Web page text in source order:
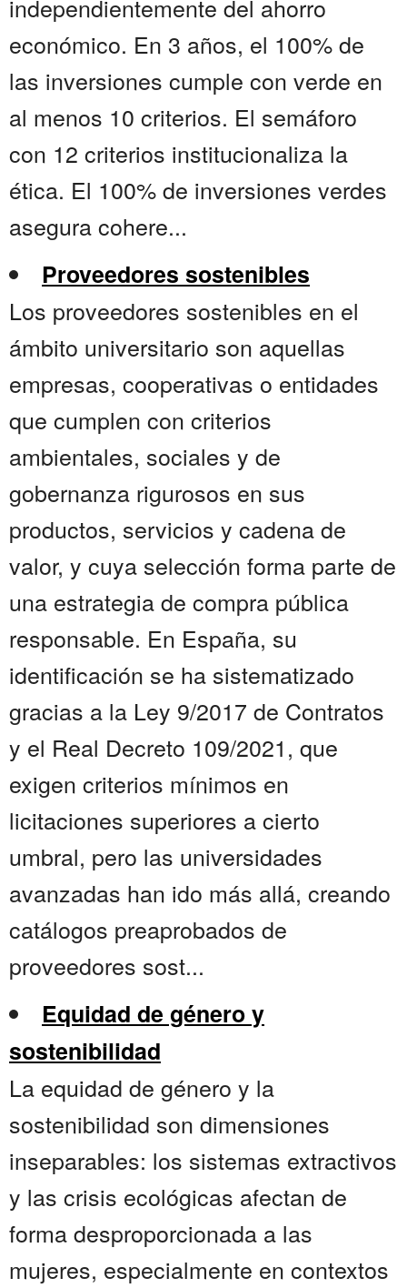
independientemente del ahorro
económico. En 3 años, el 100% de
las inversiones cumple con verde en
al menos 10 criterios. El semáforo
con 12 criterios institucionaliza la
ética. El 100% de inversiones verdes
asegura cohere...
Proveedores sostenibles
Los proveedores sostenibles en el
ámbito universitario son aquellas
empresas, cooperativas o entidades
que cumplen con criterios
ambientales, sociales y de
gobernanza rigurosos en sus
productos, servicios y cadena de
valor, y cuya selección forma parte de
una estrategia de compra pública
responsable. En España, su
identificación se ha sistematizado
gracias a la Ley 9/2017 de Contratos
y el Real Decreto 109/2021, que
exigen criterios mínimos en
licitaciones superiores a cierto
umbral, pero las universidades
avanzadas han ido más allá, creando
catálogos preaprobados de
proveedores sost...
Equidad de género y
sostenibilidad
La equidad de género y la
sostenibilidad son dimensiones
inseparables: los sistemas extractivos
y las crisis ecológicas afectan de
forma desproporcionada a las
mujeres, especialmente en contextos